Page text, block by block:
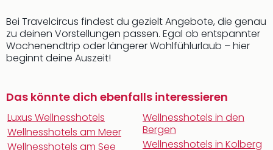
Bei Travelcircus findest du gezielt Angebote, die genau
zu deinen Vorstellungen passen. Egal ob entspannter
Wochenendtrip oder längerer Wohlfühlurlaub – hier
beginnt deine Auszeit!
Das könnte dich ebenfalls interessieren
Luxus Wellnesshotels
Wellnesshotels am Meer
Wellnesshotels am See
Wellnesshotels in den
Bergen
Wellnesshotels in Kolberg